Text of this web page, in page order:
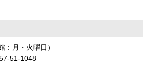
：月・火曜日）
51-1048